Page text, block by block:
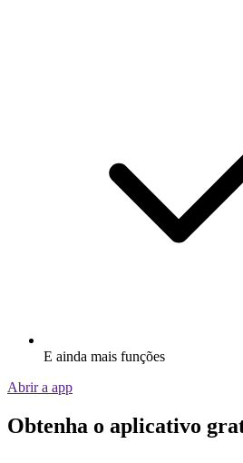
E ainda mais funções
Abrir a app
Obtenha o aplicativo